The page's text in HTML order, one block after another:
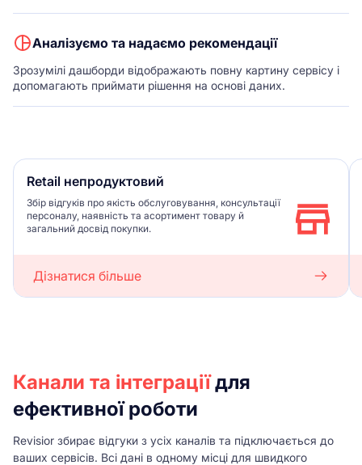
Аналізуємо та надаємо рекомендації
Зрозумілі дашборди відображають повну картину сервісу і
допомагають приймати рішення на основі даних.
Retail непродуктовий
Збір відгуків про якість обслуговування, консультації
персоналу, наявність та асортимент товару й
загальний досвід покупки.
Дізнатися більше
Канали та інтеграціїдля
ефективної роботи
Revisior збирає відгуки з усіх каналів та підключається до
ваших сервісів. Всі дані в одному місці для швидкого